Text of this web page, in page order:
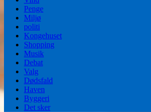
Penge
Miljø
politi
Kongehuset
Shopping
Musik
Debat
Valg
Dødsfald
Haven
Byggeri
Det sker